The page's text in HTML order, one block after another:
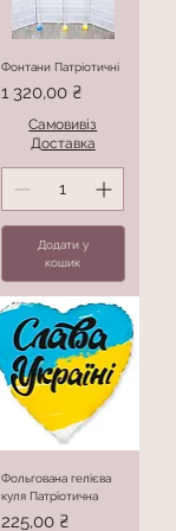
Фонтани Патріотичні
Ціна
1 320,00 ₴
Самовивіз
Доставка
Додати у
кошик
Фольгована гелієва
куля Патріотична
Ціна
225,00 ₴